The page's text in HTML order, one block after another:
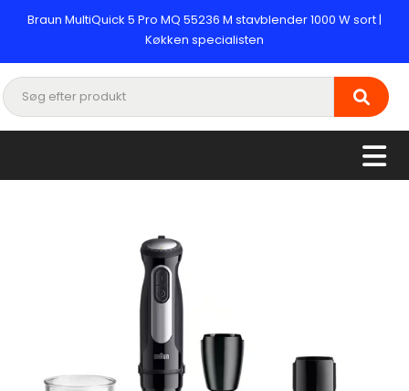
Braun MultiQuick 5 Pro MQ 55236 M stavblender 1000 W sort |
Køkken specialisten